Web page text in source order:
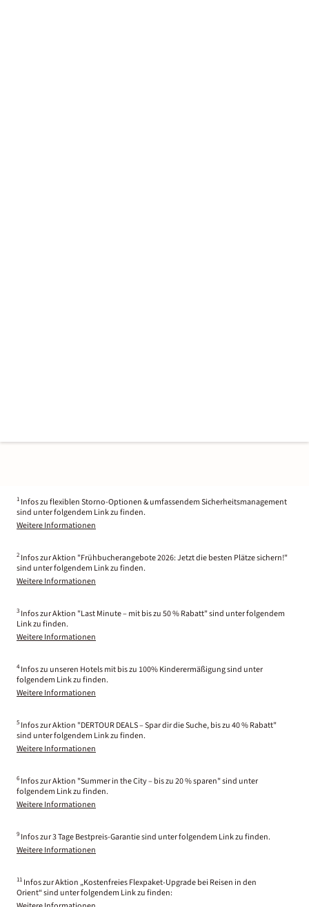
1 Infos zu flexiblen Storno-Optionen & umfassendem Sicherheitsmanagement
sind unter folgendem Link zu finden.
Weitere Informationen
2 Infos zur Aktion "Frühbucherangebote 2026: Jetzt die besten Plätze sichern!"
sind unter folgendem Link zu finden.
Weitere Informationen
3 Infos zur Aktion "Last Minute – mit bis zu 50 % Rabatt" sind unter folgendem
Link zu finden.
Weitere Informationen
4 Infos zu unseren Hotels mit bis zu 100% Kinderermäßigung sind unter
folgendem Link zu finden.
Weitere Informationen
5 Infos zur Aktion "DERTOUR DEALS – Spar dir die Suche, bis zu 40 % Rabatt"
sind unter folgendem Link zu finden.
Weitere Informationen
6 Infos zur Aktion "Summer in the City – bis zu 20 % sparen" sind unter
folgendem Link zu finden.
Weitere Informationen
9 Infos zur 3 Tage Bestpreis-Garantie sind unter folgendem Link zu finden.
Weitere Informationen
11 Infos zur Aktion „Kostenfreies Flexpaket-Upgrade bei Reisen in den
Orient“ sind unter folgendem Link zu finden: